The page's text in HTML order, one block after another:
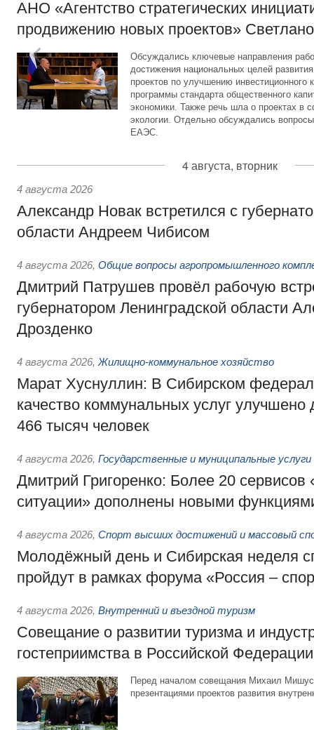
АНО «Агентство стратегических
продвижению новых проектов»
Обсуждались ключевые направления
достижения национальных целей
проектов по улучшению инвестиционного
программы стандарта общественного
экономики. Также речь шла о проектах в
экологии. Отдельно обсуждались
ЕАЭС.
4 августа, вторник
4 августа 2026
Александр Новак встретился с
области Андреем Чибисом
4 августа 2026, Общие вопросы агропромышленного
Дмитрий Патрушев провёл рабочую
губернатором Ленинградской области
Дрозденко
4 августа 2026, Жилищно-коммунальное хозяйство
Марат Хуснуллин: В Сибирском
качество коммунальных услуг
466 тысяч человек
4 августа 2026, Государственные и муниципальные услуги
Дмитрий Григоренко: Более 20 сервисов
ситуации» дополнены новыми
4 августа 2026, Спорт высших достижений и массовый
Молодёжный день и Сибирская неделя
пройдут в рамках форума «Россия –
4 августа 2026, Внутренний и въездной туризм
Совещание о развитии туризма и
гостеприимства в Российской Федерации
Перед началом совещания Михаил
презентациями проектов развития